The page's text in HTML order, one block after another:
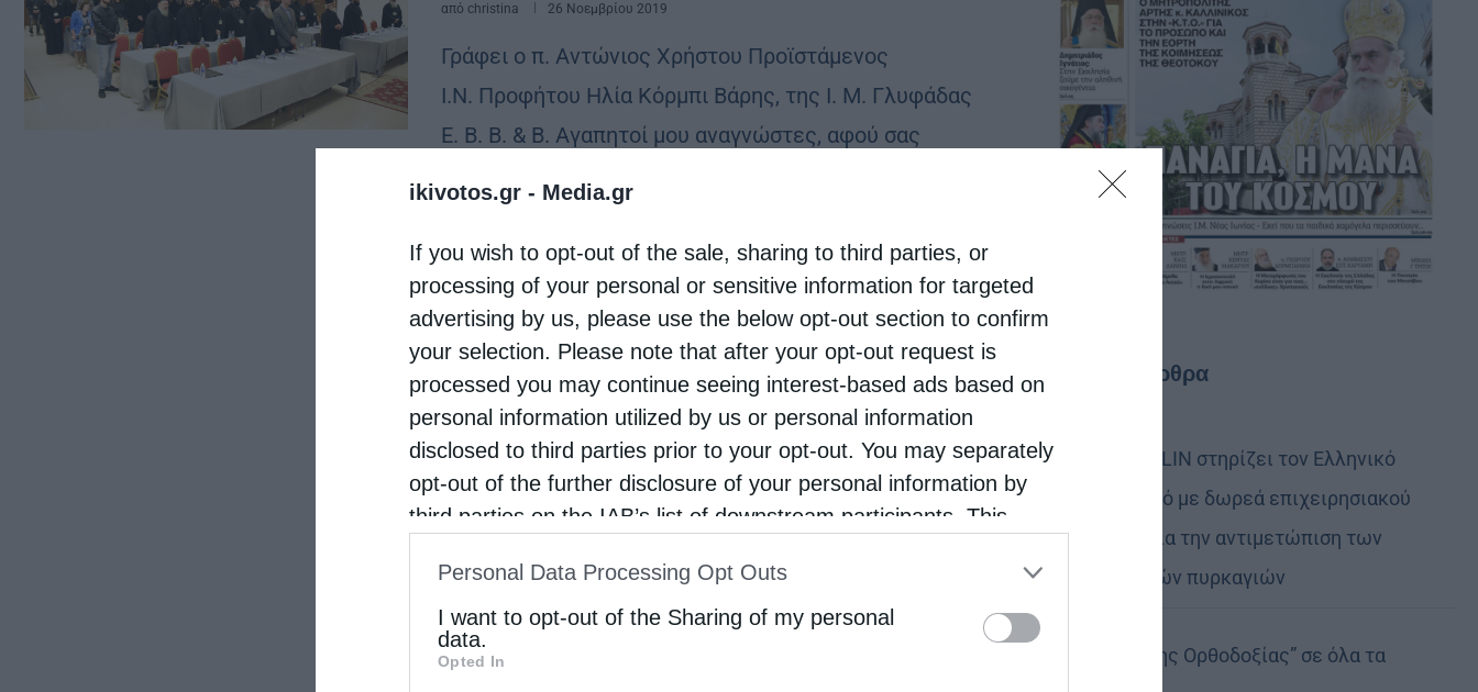
ikivotos.gr - Media.gr
If you wish to opt-out of the sale, sharing to third parties, or
processing of your personal or sensitive information for targeted
advertising by us, please use the below opt-out section to confirm
your selection. Please note that after your opt-out request is
processed you may continue seeing interest-based ads based on
personal information utilized by us or personal information
disclosed to third parties prior to your opt-out. You may separately
opt-out of the further disclosure of your personal information by
third parties on the IAB’s list of downstream participants. This
IAB’s List of Downstream Participantsthat may further disclose it to
other third parties.
Personal Data Processing Opt Outs
I want to opt-out of the Sharing of my personal
data.
Opted In
από christina 26 Νοεμβρίου 2019
Γράφει ο π. Αντώνιος Χρήστου Προϊστάμενος
Ι.Ν. Προφήτου Ηλία Κόρμπι Βάρης, της Ι. Μ. Γλυφάδας
Ε. Β. Β. & Β. Αγαπητοί μου αναγνώστες, αφού σας
Τελευταία άρθρα
Η LEROY MERLIN στηρίζει τον Ελληνικό
Ερυθρό Σταυρό με δωρεά επιχειρησιακού
εξοπλισμού για την αντιμετώπιση των
καταστροφικών πυρκαγιών
Η “Κιβωτός της Ορθοδοξίας” σε όλα τα